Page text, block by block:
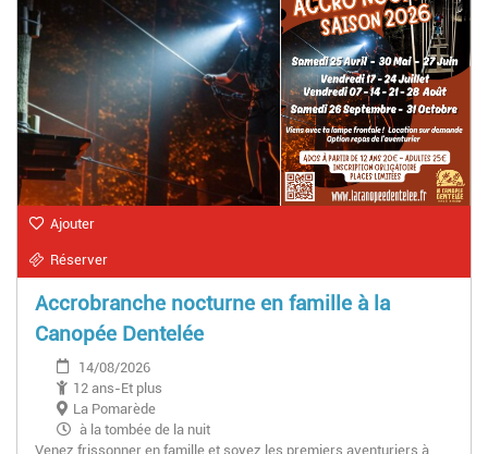
Ajouter
Réserver
Accrobranche nocturne en famille à la
Canopée Dentelée
14/08/2026
12 ans-Et plus
La Pomarède
à la tombée de la nuit
Venez frissonner en famille et soyez les premiers aventuriers à